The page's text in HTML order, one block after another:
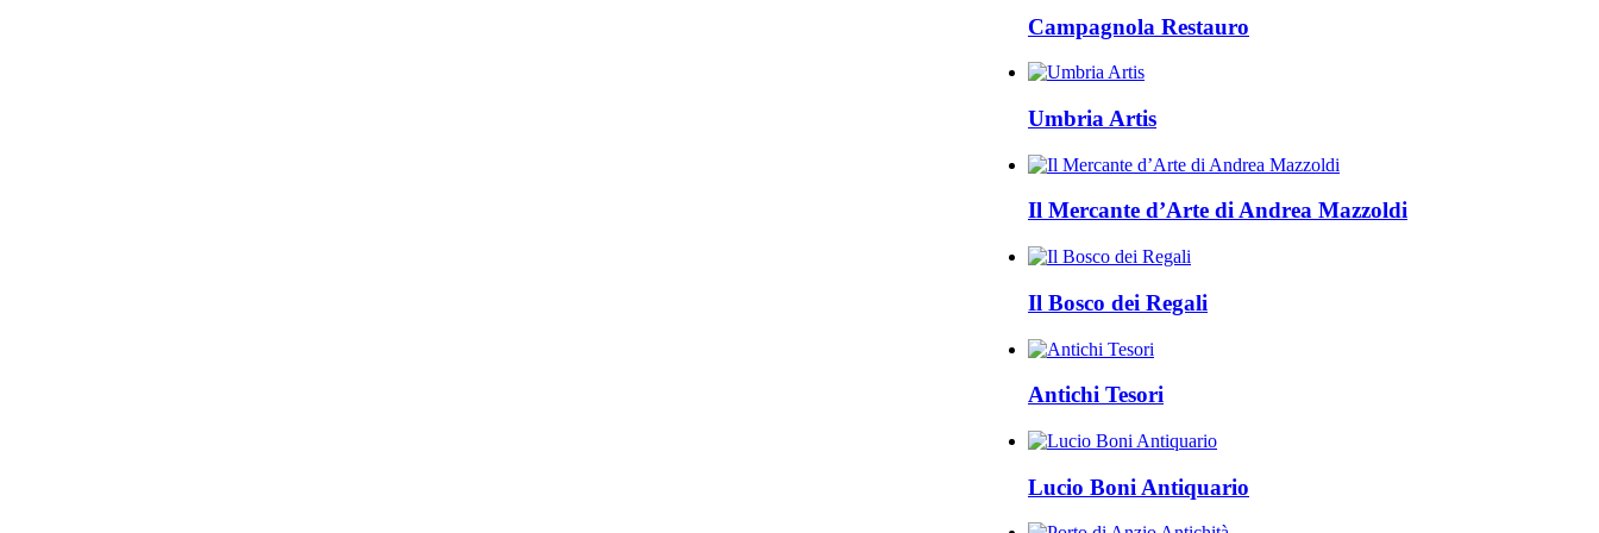
Campagnola Restauro
Umbria Artis
Il Mercante d’Arte di Andrea Mazzoldi
Il Bosco dei Regali
Antichi Tesori
Lucio Boni Antiquario